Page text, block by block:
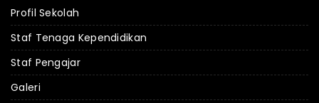
Profil Sekolah
Staf Tenaga Kependidikan
Staf Pengajar
Galeri